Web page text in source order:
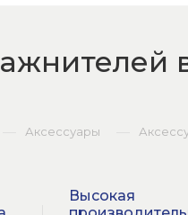
Аксессуары
Высокая